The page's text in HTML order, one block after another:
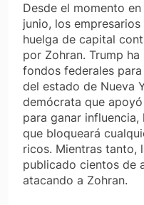
Desde el momento
junio, los
huelga de capital
por Zohran. Trump
fondos federales
del estado de Nueva
demócrata que
para ganar
que bloqueará
ricos. Mientras tanto,
publicado cientos de
atacando a Zohran.